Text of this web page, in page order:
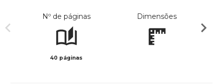
Nº de páginas
40 páginas
Dimensões